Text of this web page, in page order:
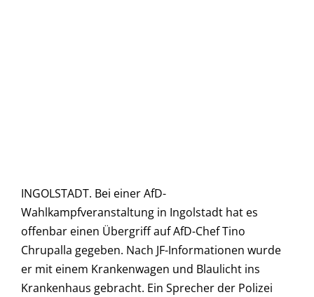
INGOLSTADT. Bei einer AfD-
Wahlkampfveranstaltung in Ingolstadt hat es
offenbar einen Übergriff auf AfD-Chef Tino
Chrupalla gegeben. Nach JF-Informationen wurde
er mit einem Krankenwagen und Blaulicht ins
Krankenhaus gebracht. Ein Sprecher der Polizei